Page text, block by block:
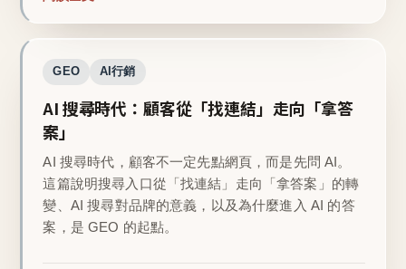
GEO AI行銷
AI 搜尋時代：顧客從「找連結」走向「拿答
案」
AI 搜尋時代，顧客不一定先點網頁，而是先問 AI。
這篇說明搜尋入口從「找連結」走向「拿答案」的轉
變、AI 搜尋對品牌的意義，以及為什麼進入 AI 的答
案，是 GEO 的起點。